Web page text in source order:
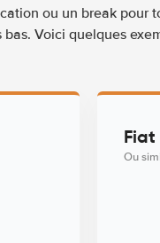
ou un break pour
Voici quelques
Ou